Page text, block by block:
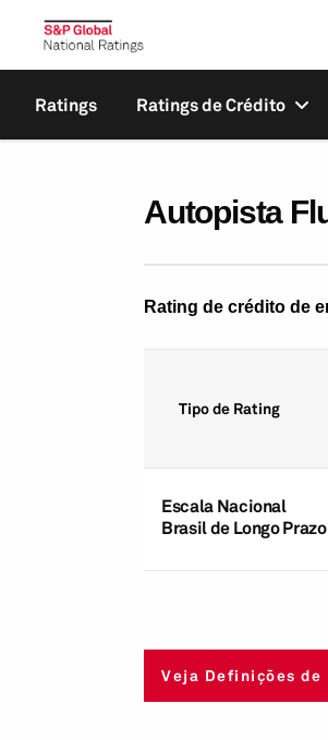
Ratings Ratings de Crédito
Autopista
Rating de crédito de
Tipo de Rating
Escala Nacional
Brasil de Longo Prazo
Veja Definições de